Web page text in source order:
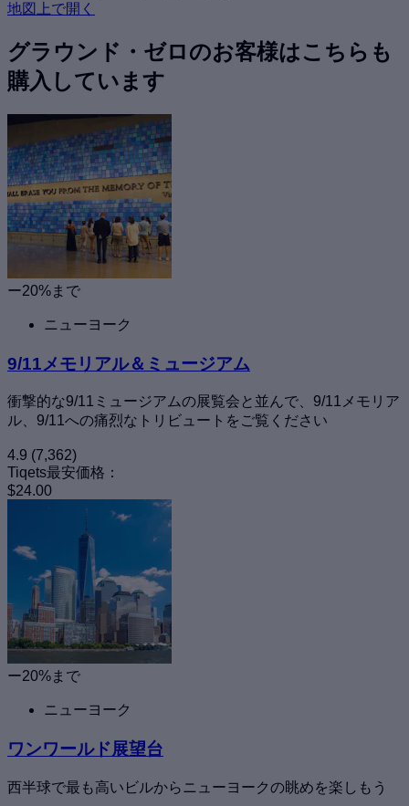
地図上で開く
グラウンド・ゼロのお客様はこちらも
購入しています
ー20%まで
ニューヨーク
9/11メモリアル＆ミュージアム
衝撃的な9/11ミュージアムの展覧会と並んで、9/11メモリア
ル、9/11への痛烈なトリビュートをご覧ください
4.9 (7,362)
Tiqets最安価格：
$24.00
ー20%まで
ニューヨーク
ワンワールド展望台
西半球で最も高いビルからニューヨークの眺めを楽しもう